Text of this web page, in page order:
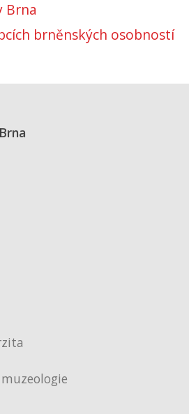
Brna
brněnských osobností